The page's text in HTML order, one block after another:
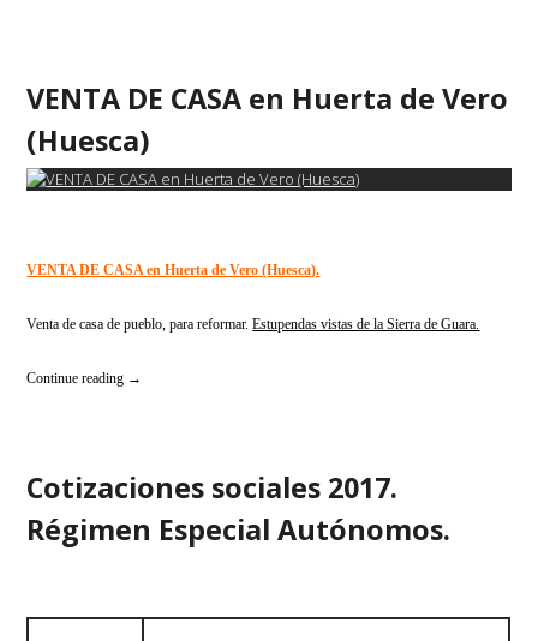
VENTA DE CASA en Huerta de Vero
(Huesca)
VENTA DE CASA en Huerta de Vero (Huesca).
Venta de casa de pueblo, para reformar.Estupendas vistas de la Sierra de Guara.
Continue reading
«VENTA
de
(Huesca)»
→
Cotizaciones sociales 2017.
Régimen Especial Autónomos.